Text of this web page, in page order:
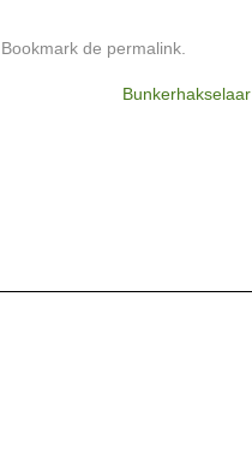
. Bookmark de permalink